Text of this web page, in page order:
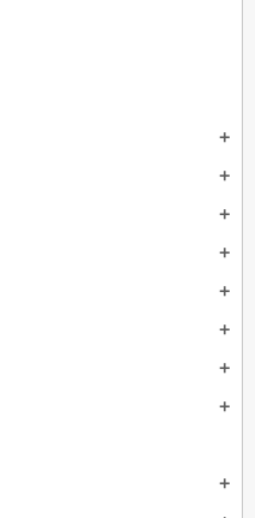
add
add
add
add
add
add
add
add
add